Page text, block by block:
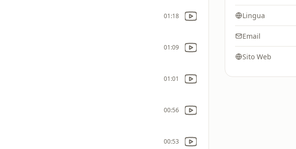
01:18
01:09
01:01
00:56
00:53
Lingua
Email
Sito Web